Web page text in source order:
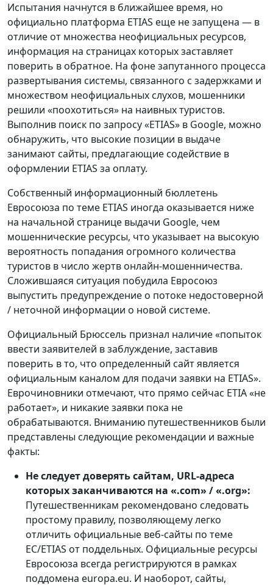
Испытания начнутся в ближайшее время, но
официально платформа ETIAS еще не запущена — в
отличие от множества неофициальных ресурсов,
информация на страницах которых заставляет
поверить в обратное. На фоне запутанного процесса
развертывания системы, связанного с задержками и
множеством неофициальных слухов, мошенники
решили «поохотиться» на наивных туристов.
Выполнив поиск по запросу «ETIAS» в Google, можно
обнаружить, что высокие позиции в выдаче
занимают сайты, предлагающие содействие в
оформлении ETIAS за оплату.
Собственный информационный бюллетень
Евросоюза по теме ETIAS иногда оказывается ниже
на начальной странице выдачи Google, чем
мошеннические ресурсы, что указывает на высокую
вероятность попадания огромного количества
туристов в число жертв онлайн-мошенничества.
Сложившаяся ситуация побудила Евросоюз
выпустить предупреждение о потоке недостоверной
/ неточной информации о новой системе.
Официальный Брюссель признал наличие «попыток
ввести заявителей в заблуждение, заставив
поверить в то, что определенный сайт является
официальным каналом для подачи заявки на ETIAS».
Еврочиновники отмечают, что прямо сейчас ETIA «не
работает», и никакие заявки пока не
обрабатываются. Вниманию путешественников были
представлены следующие рекомендации и важные
факты:
Не следует доверять сайтам, URL-адреса
которых заканчиваются на «.com» / «.org»:
Путешественникам рекомендовано следовать
простому правилу, позволяющему легко
отличить официальные веб-сайты по теме
ЕС/ETIAS от поддельных. Официальные ресурсы
Евросоюза всегда регистрируются в рамках
поддомена europa.eu. И наоборот, сайты,